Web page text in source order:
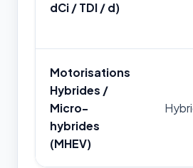
dCi / TDI / d)
Motorisations
Hybrides /
Micro-
hybrides
(MHEV)